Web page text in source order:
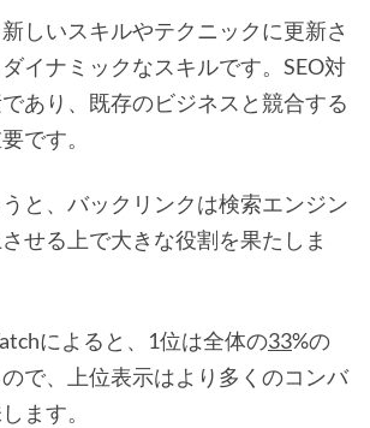
しいスキルやテクニックに更新さ
イナミックなスキルです。SEO対
あり、既存のビジネスと競合する
です。
と、バックリンクは検索エンジン
せる上で大きな役割を果たしま
によると、1位は全体の33%の
で、上位表示はより多くのコンバ
ます。